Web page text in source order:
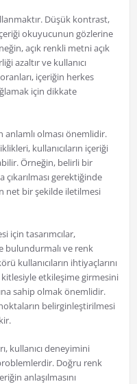
Düşük kontrast,
okuyucunun gözlerine
açık renkli metni açık
azaltır ve kullanıcı
içeriğin herkes
için dikkate
olması önemlidir.
kullanıcıların içeriği
Örneğin, belirli bir
gerektiğinde
net bir şekilde iletilmesi
için tasarımcılar,
bulundurmalı ve renk
kullanıcıların ihtiyaçlarını
etkileşime girmesini
sahip olmak önemlidir.
belirginleştirilmesi
kullanıcı deneyimini
Doğru renk
anlaşılmasını